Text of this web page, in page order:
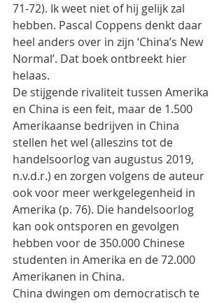
71-72). Ik weet niet of hij gelijk zal
hebben. Pascal Coppens denkt daar
heel anders over in zijn ‘China’s New
Normal’. Dat boek ontbreekt hier
helaas.
De stijgende rivaliteit tussen Amerika
en China is een feit, maar de 1.500
Amerikaanse bedrijven in China
stellen het wel (alleszins tot de
handelsoorlog van augustus 2019,
n.v.d.r.) en zorgen volgens de auteur
ook voor meer werkgelegenheid in
Amerika (p. 76). Die handelsoorlog
kan ook ontsporen en gevolgen
hebben voor de 350.000 Chinese
studenten in Amerika en de 72.000
Amerikanen in China.
China dwingen om democratisch te